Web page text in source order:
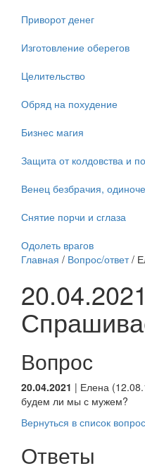
Приворот денег
Изготовление оберегов
Целительство
Обряд на похудение
Бизнес магия
Защита от колдовства и
Венец безбрачия,
Снятие порчи и сглаза
Одолеть врагов
Главная / Вопрос/ответ/
Вопрос
20.04.2021 | Елена
будем ли мы с мужем?
Вернуться в список
Ответы